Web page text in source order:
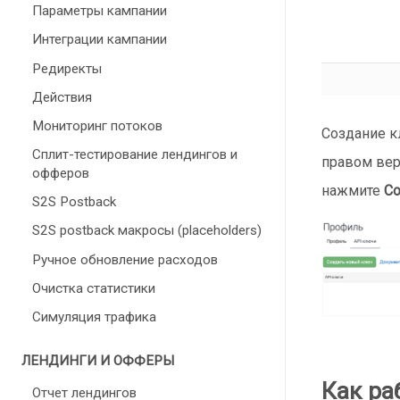
Параметры кампании
Интеграции кампании
Редиректы
Действия
Мониторинг потоков
Сплит-тестирование лендингов и
офферов
S2S Postback
S2S postback макросы (placeholders)
Ручное обновление расходов
Очистка статистики
Симуляция трафика
ЛЕНДИНГИ И ОФФЕРЫ
Отчет лендингов
Создание
правом
нажмите
Как